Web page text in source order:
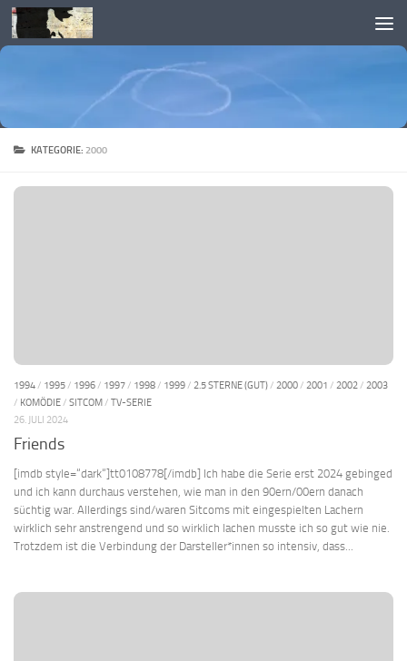
Skip to content
KATEGORIE: 2000
1994/ 1995/ 1996/ 1997/ 1998/ 1999/ 2.5 STERNE (GUT)/ 2000/ 2001 / 2002/ 2003
/ KOMÖDIE/ SITCOM/ TV-SERIE
26. JULI 2024
Friends
[imdb style=“dark“]tt0108778[/imdb] Ich habe die Serie erst 2024 gebinged
und ich kann durchaus verstehen, wie man in den 90ern/00ern danach
süchtig war. Allerdings sind/waren Sitcoms mit eingespielten Lachern
wirklich sehr anstrengend und so wirklich lachen musste ich so gut wie nie.
Trotzdem ist die Verbindung der Darsteller*innen so intensiv, dass...